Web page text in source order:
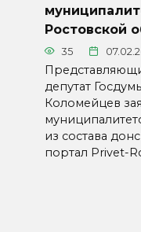
Ростовской
35
депутат
Коломейцев
из состава
портал Privet-